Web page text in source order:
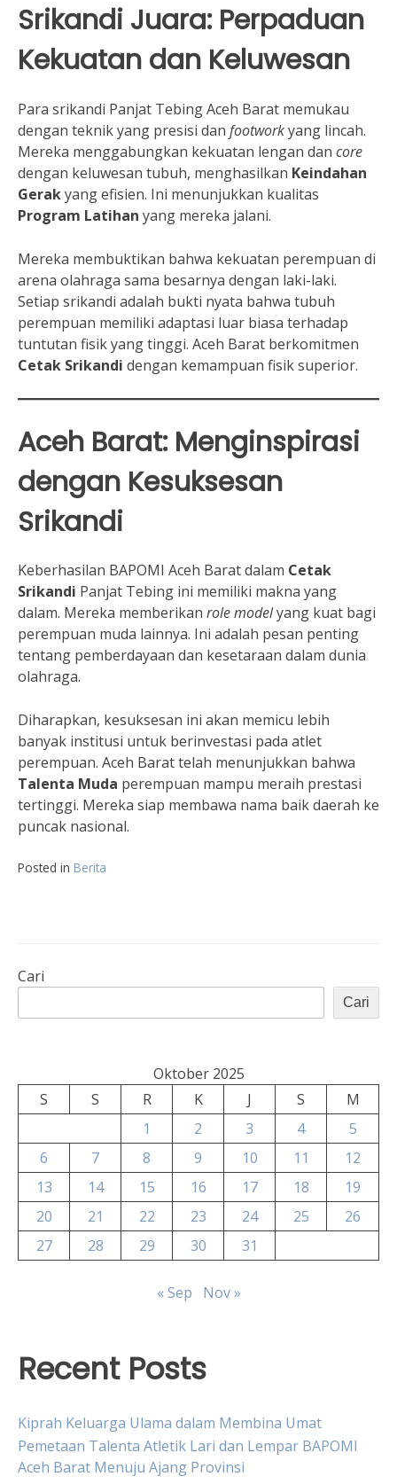
Srikandi Juara: Perpaduan
Kekuatan dan Keluwesan
Para srikandi Panjat Tebing Aceh Barat memukau
dengan teknik yang presisi dan footworkyang lincah.
Mereka menggabungkan kekuatan lengan dan core
dengan keluwesan tubuh, menghasilkan Keindahan
Gerakyang efisien. Ini menunjukkan kualitas
Program Latihan yang mereka jalani.
Mereka membuktikan bahwa kekuatan perempuan di
arena olahraga sama besarnya dengan laki-laki.
Setiap srikandi adalah bukti nyata bahwa tubuh
perempuan memiliki adaptasi luar biasa terhadap
tuntutan fisik yang tinggi. Aceh Barat berkomitmen
Cetak Srikandi dengan kemampuan fisik superior.
Aceh Barat: Menginspirasi
dengan Kesuksesan
Srikandi
Keberhasilan BAPOMI Aceh Barat dalam Cetak
Srikandi Panjat Tebing ini memiliki makna yang
dalam. Mereka memberikan role modelyang kuat bagi
perempuan muda lainnya. Ini adalah pesan penting
tentang pemberdayaan dan kesetaraan dalam dunia
olahraga.
Diharapkan, kesuksesan ini akan memicu lebih
banyak institusi untuk berinvestasi pada atlet
perempuan. Aceh Barat telah menunjukkan bahwa
Talenta Muda perempuan mampu meraih prestasi
tertinggi. Mereka siap membawa nama baik daerah ke
puncak nasional.
Posted in Berita
Cari
Cari
Oktober 2025
S
S R K J S
M
1
2 3 4
5
6
7 8 9 10 11
12
13
14 15 16 17 18
19
20
21 22 23 24 25
26
27
28 29 30 31
« Sep Nov »
Recent Posts
Kiprah Keluarga Ulama dalam Membina Umat
Pemetaan Talenta Atletik Lari dan Lempar BAPOMI
Aceh Barat Menuju Ajang Provinsi